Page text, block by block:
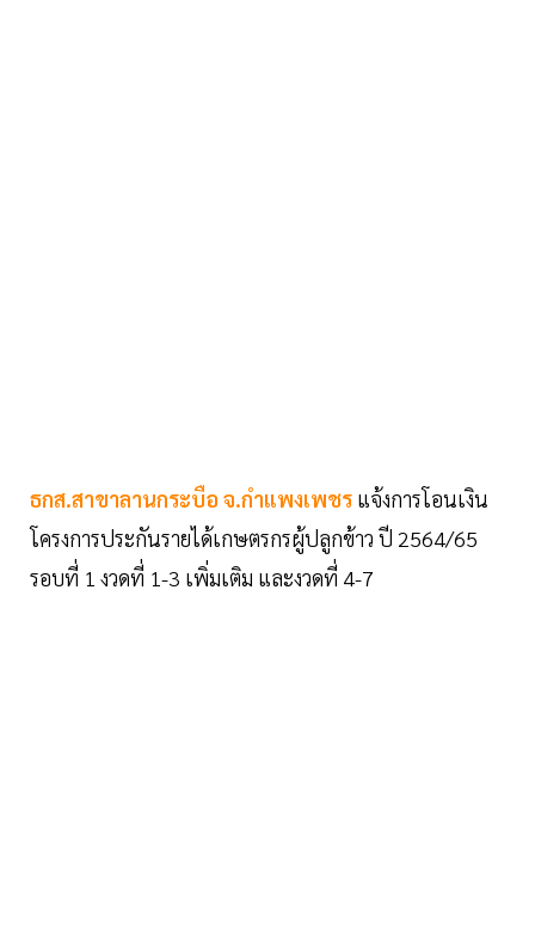
ธกส.สาขาลานกระบือ จ.กำแพงเพชร แจ้งการโอนเงิน
โครงการประกันรายได้เกษตรกรผู้ปลูกข้าว ปี 2564/65
รอบที่ 1 งวดที่ 1-3 เพิ่มเติม และงวดที่ 4-7